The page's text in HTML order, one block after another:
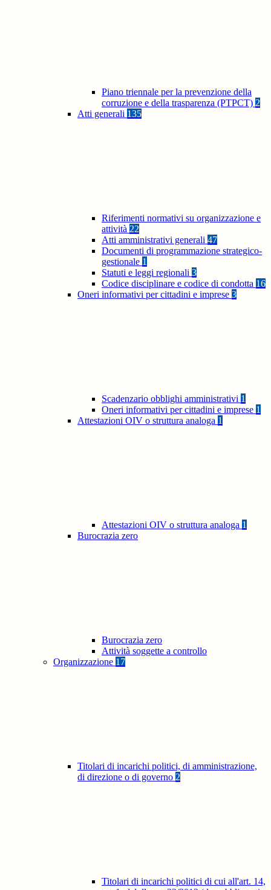
Piano triennale per la prevenzione della
corruzione e della trasparenza (PTPCT) 2
Atti generali 135
Riferimenti normativi su organizzazione e
attività 22
Atti amministrativi generali 47
Documenti di programmazione strategico-
gestionale 1
Statuti e leggi regionali 3
Codice disciplinare e codice di condotta 16
Oneri informativi per cittadini e imprese 3
Scadenzario obblighi amministrativi 1
Oneri informativi per cittadini e imprese 1
Attestazioni OIV o struttura analoga 1
Attestazioni OIV o struttura analoga 1
Burocrazia zero
Burocrazia zero
Attività soggette a controllo
Organizzazione 17
Titolari di incarichi politici, di amministrazione,
di direzione o di governo 2
Titolari di incarichi politici di cui all'art. 14,